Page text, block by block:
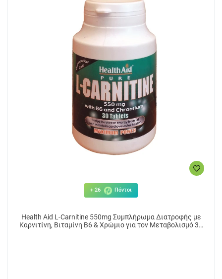
+ 26 Πόντοι
Health Aid L-Carnitine 550mg Συμπλήρωμα Διατροφής με
Καρνιτίνη, Βιταμίνη Β6 & Χρώμιο για τον Μεταβολισμό 30